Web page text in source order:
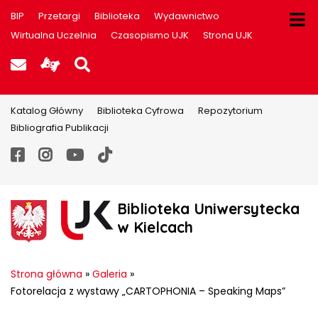
BIP Przetargi Biblioteka
Wydawnictwo
Wirtualna Uczelnia
Czasopismo UJK Strona UJK
Poczta UJK
Informacje dla użytkowników
Szukaj na stronie
Katalog Główny Biblioteka Cyfrowa
Repozytorium
Bibliografia Publikacji
Facebook
Instagram
YouTube
TikTok
Biblioteka Uniwersytecka
w Kielcach
Strona główna » Galeria »
Fotorelacja z wystawy „CARTOPHONIA – Speaking Maps”